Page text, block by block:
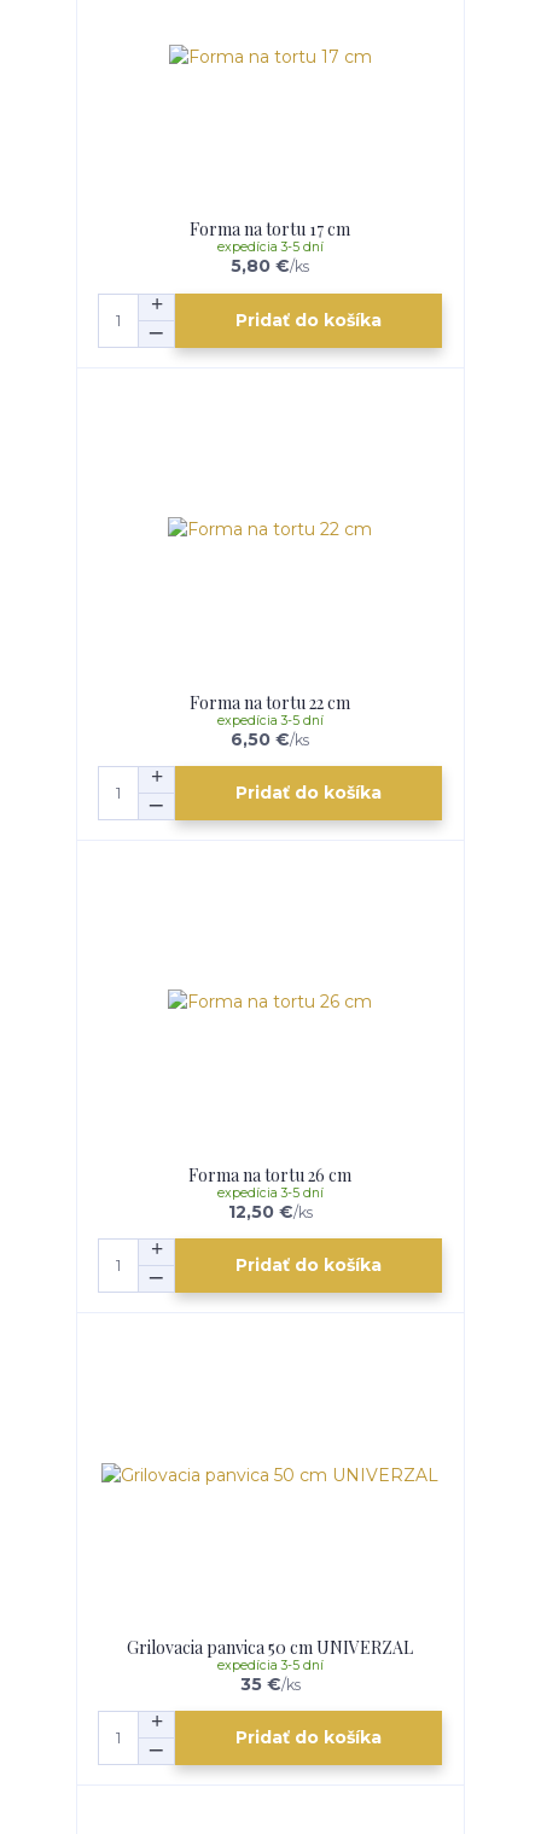
Forma na tortu 17 cm
5,80 €/ks
expedícia 3-5 dní
Pridať do košíka
Forma na tortu 22 cm
6,50 €/ks
expedícia 3-5 dní
Pridať do košíka
Forma na tortu 26 cm
12,50 €/ks
expedícia 3-5 dní
Pridať do košíka
Grilovacia panvica 50 cm UNIVERZAL
35 €/ks
expedícia 3-5 dní
Pridať do košíka